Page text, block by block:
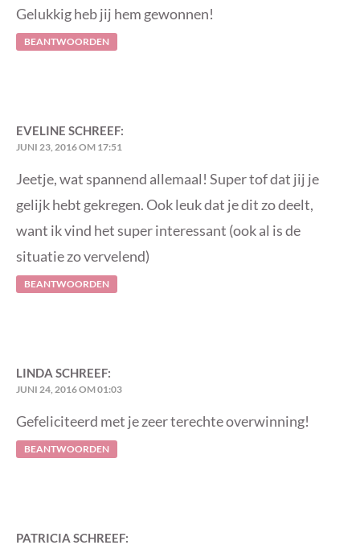
Gelukkig heb jij hem gewonnen!
BEANTWOORDEN
EVELINE SCHREEF:
JUNI 23, 2016 OM 17:51
Jeetje, wat spannend allemaal! Super tof dat jij je
gelijk hebt gekregen. Ook leuk dat je dit zo deelt,
want ik vind het super interessant (ook al is de
situatie zo vervelend)
BEANTWOORDEN
LINDA SCHREEF:
JUNI 24, 2016 OM 01:03
Gefeliciteerd met je zeer terechte overwinning!
BEANTWOORDEN
PATRICIA SCHREEF: